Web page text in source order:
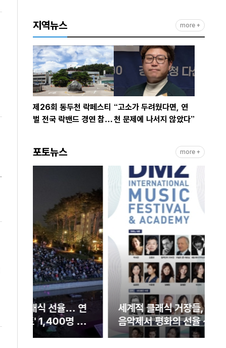
지역뉴스 more +
제26회 동두천 락페스티
벌 전국 락밴드 경연 참가
“고소가 두려웠다면, 연
천 문제에 나서지 않았다”
포토뉴스 more +
세계적 클래식 거장들, 연천DMZ국제
음악제서 평화의 선율 선사